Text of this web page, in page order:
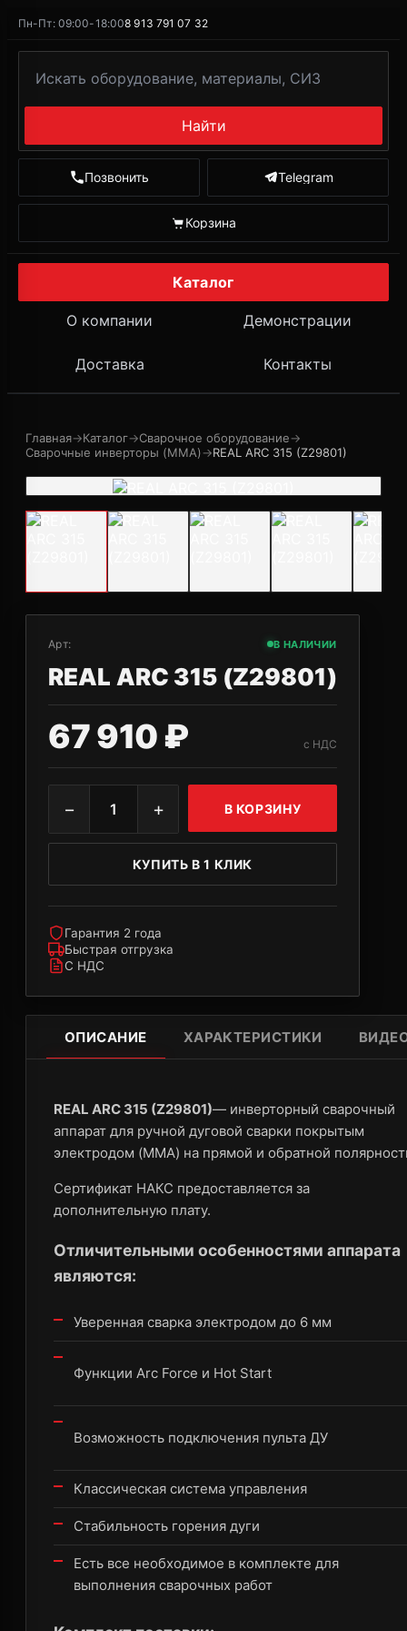
Пн-Пт: 09:00-18:008 913 791 07 32
Найти
Позвонить Telegram
Корзина
Каталог
О компании Демонстрации
Доставка Контакты
Главная→Каталог→Сварочное оборудование→
Сварочные инверторы (MMA)→REAL ARC 315 (Z29801)
ОПИСАНИЕ ХАРАКТЕРИСТИКИ
REAL ARC 315 (Z29801)— инверторный сварочный
аппарат для ручной дуговой сварки покрытым
электродом (MMA) на прямой и обратной
Сертификат НАКС предоставляется за
дополнительную плату.
Отличительными особенностями аппарата
являются:
Уверенная сварка электродом до 6 мм
Функции Arc Force и Hot Start
Возможность подключения пульта ДУ
Классическая система управления
Стабильность горения дуги
Есть все необходимое в комплекте для
выполнения сварочных работ
Арт: В НАЛИЧИИ
REAL ARC 315 (Z29801)
67 910 ₽ с НДС
− 1 + В КОРЗИНУ
КУПИТЬ В 1 КЛИК
Гарантия 2 года
Быстрая отгрузка
С НДС